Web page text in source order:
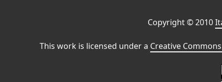
Copyright © 2010
This work is licensed under a Creative